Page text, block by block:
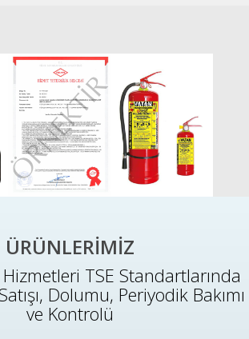
ÜRÜNLERİMİZ
TSE Standartlarında
Dolumu, Periyodik Bakımı
ve Kontrolü